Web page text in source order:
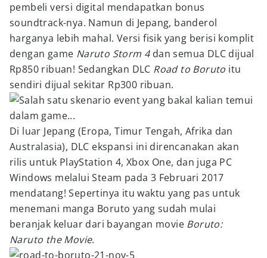
pembeli versi digital mendapatkan bonus
soundtrack-nya. Namun di Jepang, banderol
harganya lebih mahal. Versi fisik yang berisi komplit
dengan game Naruto Storm 4dan semua DLC dijual
Rp850 ribuan! Sedangkan DLC Road to Boruto itu
sendiri dijual sekitar Rp300 ribuan.
Di luar Jepang (Eropa, Timur Tengah, Afrika dan
Australasia), DLC ekspansi ini direncanakan akan
rilis untuk PlayStation 4, Xbox One, dan juga PC
Windows melalui Steam pada 3 Februari 2017
mendatang! Sepertinya itu waktu yang pas untuk
menemani manga Boruto yang sudah mulai
beranjak keluar dari bayangan movie Boruto:
Naruto the Movie.